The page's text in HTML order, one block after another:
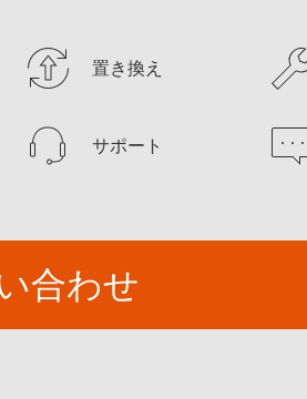
置き換え
サポート
合わせ